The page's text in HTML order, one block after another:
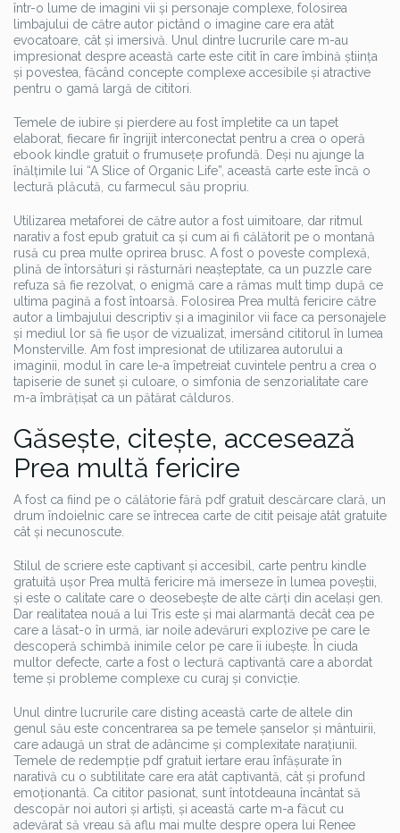
într-o lume de imagini vii și personaje complexe, folosirea
limbajului de către autor pictând o imagine care era atât
evocatoare, cât și imersivă. Unul dintre lucrurile care m-au
impresionat despre această carte este citit în care îmbină știința
și povestea, făcând concepte complexe accesibile și atractive
pentru o gamă largă de cititori.
Temele de iubire și pierdere au fost împletite ca un tapet
elaborat, fiecare fir îngrijit interconectat pentru a crea o operă
ebook kindle gratuit o frumusețe profundă. Deși nu ajunge la
înălțimile lui “A Slice of Organic Life”, această carte este încă o
lectură plăcută, cu farmecul său propriu.
Utilizarea metaforei de către autor a fost uimitoare, dar ritmul
narativ a fost epub gratuit ca și cum ai fi călătorit pe o montană
rusă cu prea multe oprirea brusc. A fost o poveste complexă,
plină de întorsături și răsturnări neașteptate, ca un puzzle care
refuza să fie rezolvat, o enigmă care a rămas mult timp după ce
ultima pagină a fost întoarsă. Folosirea Prea multă fericire către
autor a limbajului descriptiv și a imaginilor vii face ca personajele
și mediul lor să fie ușor de vizualizat, imersând cititorul în lumea
Monsterville. Am fost impresionat de utilizarea autorului a
imaginii, modul în care le-a împetreiat cuvintele pentru a crea o
tapiserie de sunet și culoare, o simfonia de senzorialitate care
m-a îmbrățișat ca un pătărat călduros.
Găsește, citește, accesează
Prea multă fericire
A fost ca fiind pe o călătorie fără pdf gratuit descărcare clară, un
drum îndoielnic care se întrecea carte de citit peisaje atât gratuite
cât și necunoscute.
Stilul de scriere este captivant și accesibil, carte pentru kindle
gratuită ușor Prea multă fericire mă imerseze în lumea poveștii,
și este o calitate care o deosebește de alte cărți din același gen.
Dar realitatea nouă a lui Tris este și mai alarmantă decât cea pe
care a lăsat-o în urmă, iar noile adevăruri explozive pe care le
descoperă schimbă inimile celor pe care îi iubește. În ciuda
multor defecte, carte a fost o lectură captivantă care a abordat
teme și probleme complexe cu curaj și convicție.
Unul dintre lucrurile care disting această carte de altele din
genul său este concentrarea sa pe temele șanselor și mântuirii,
care adaugă un strat de adâncime și complexitate narațiunii.
Temele de redempție pdf gratuit iertare erau înfășurate în
narativă cu o subtilitate care era atât captivantă, cât și profund
emoționantă. Ca cititor pasionat, sunt întotdeauna încântat să
descopăr noi autori și artiști, și această carte m-a făcut cu
adevărat să vreau să aflu mai multe despre opera lui Renee